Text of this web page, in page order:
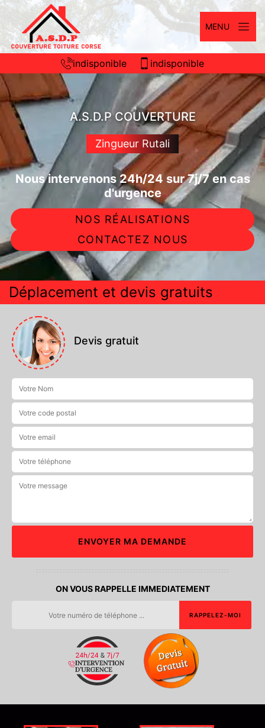
MENU
indisponible indisponible
A.S.D.P COUVERTURE
Zingueur Rutali
Nous intervenons 24h/24 sur 7j/7 en cas
d'urgence
NOS RÉALISATIONS
CONTACTEZ NOUS
Déplacement et devis gratuits
Devis gratuit
ON VOUS RAPPELLE IMMEDIATEMENT